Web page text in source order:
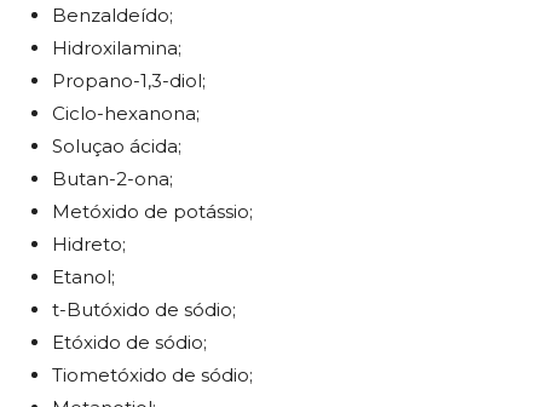
Benzaldeído;
Hidroxilamina;
Propano-1,3-diol;
Ciclo-hexanona;
Soluçao ácida;
Butan-2-ona;
Metóxido de potássio;
Hidreto;
Etanol;
t-Butóxido de sódio;
Etóxido de sódio;
Tiometóxido de sódio;